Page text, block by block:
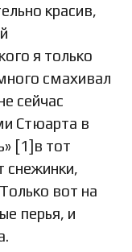
красив,
я только
смахивал
сейчас
Стюарта в
[1]в тот
снежинки,
вот на
перья, и